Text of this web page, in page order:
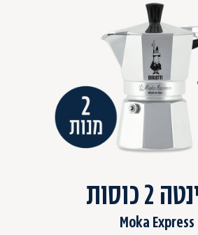
Up and Down arrow keys to
כוסות
Moka Express